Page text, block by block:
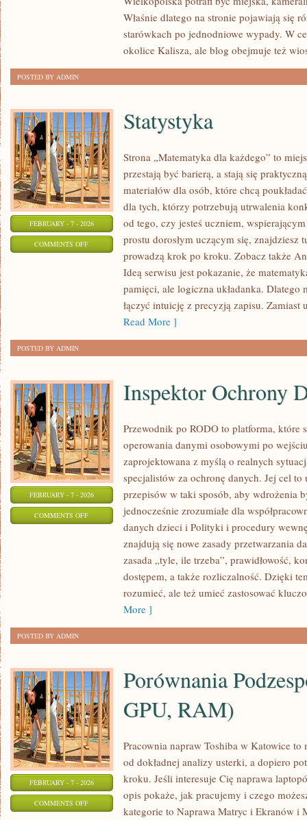
Właśnie dlatego na stronie pojawiają się
starówkach po jednodniowe wypady. W
okolice Kalisza, ale blog obejmuje też
POSTED BY ADMIN
FEBRUARY - 7 - 2026
COMMENTS OFFON
STATYSTYKA
Statystyka
Strona „Matematyka dla każdego” to
przestają być barierą, a stają się
materiałów dla osób, które chcą
dla tych, którzy potrzebują utrwalenia
od tego, czy jesteś uczniem,
prostu dorosłym uczącym się, znajdziesz
prowadzą krok po kroku. Zobacz także
Ideą serwisu jest pokazanie, że
pamięci, ale logiczna układanka. Dlatego
łączyć intuicję z precyzją zapisu. Zamiast
Read More ]
POSTED BY ADMIN
FEBRUARY - 7 - 2026
COMMENTS OFFON
INSPEKTOR
Inspektor Ochrony
Przewodnik po RODO to platforma, które
operowania danymi osobowymi po
zaprojektowana z myślą o realnych
specjalistów za ochronę danych. Jej cel to
przepisów w taki sposób, aby wdrożenia
jednocześnie zrozumiałe dla
danych dzieci i Polityki i procedury
znajdują się nowe zasady przetwarzania
zasada „tyle, ile trzeba”, prawidłowość,
dostępem, a także rozliczalność. Dzięki
rozumieć, ale też umieć zastosować
More ]
POSTED BY ADMIN
FEBRUARY - 7 - 2026
COMMENTS OFFON
Porównania
GPU, RAM)
Pracownia napraw Toshiba w Katowice
od dokładnej analizy usterki, a dopiero
kroku. Jeśli interesuje Cię naprawa
opis pokaże, jak pracujemy i czego
kategorie to Naprawa Matryc i Ekranów i